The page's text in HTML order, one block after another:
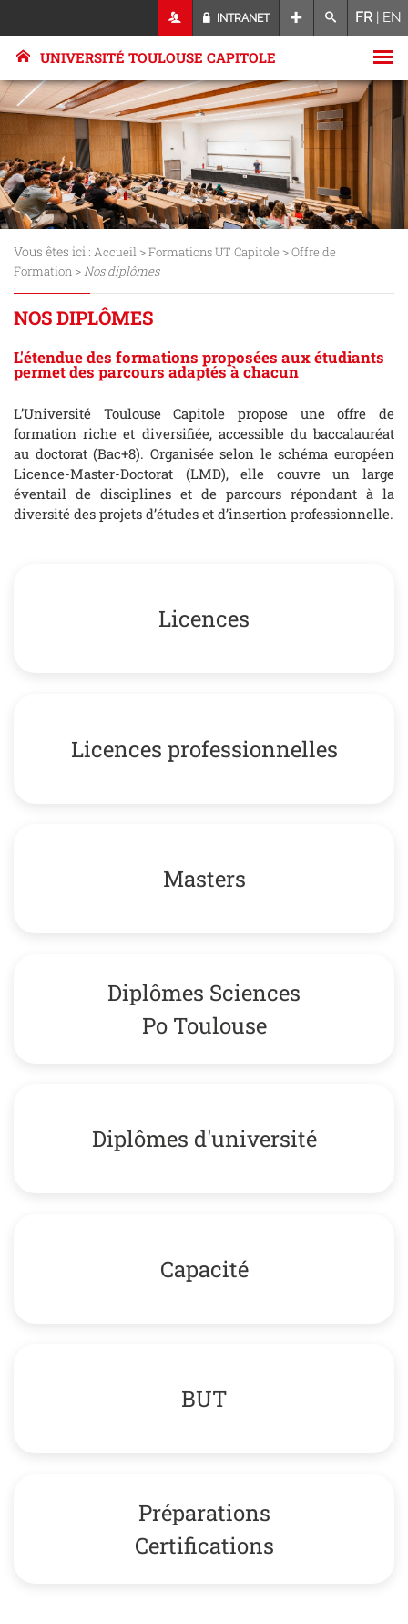
INTRANET FR | EN
UNIVERSITÉ TOULOUSE CAPITOLE
Vous êtes ici : Accueil >Formations UT Capitole >Offre de
Formation >Nos diplômes
NOS DIPLÔMES
L'étendue des formations proposées aux étudiants
permet des parcours adaptés à chacun
L’Université Toulouse Capitole propose une offre de
formation riche et diversifiée, accessible du baccalauréat
au doctorat (Bac+8). Organisée selon le schéma européen
Licence-Master-Doctorat (LMD), elle couvre un large
éventail de disciplines et de parcours répondant à la
diversité des projets d’études et d’insertion professionnelle.
Licences
Licences professionnelles
Masters
Diplômes Sciences
Po Toulouse
Diplômes d'université
Capacité
BUT
Préparations
Certifications